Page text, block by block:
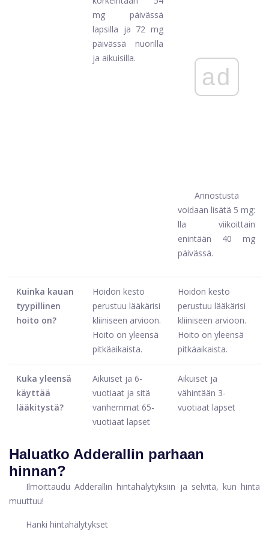
mg päivässä
lapsilla ja 72 mg
päivässä nuorilla
ja aikuisilla.
ad
Annostusta
voidaan lisätä 5 mg:
lla viikoittain
enintään 40 mg
päivässä.
Kuinka kauan
tyypillinen
hoito on?
Hoidon kesto
perustuu lääkärisi
kliiniseen arvioon.
Hoito on yleensä
pitkäaikaista.
Hoidon kesto
perustuu lääkärisi
kliiniseen arvioon.
Hoito on yleensä
pitkäaikaista.
Kuka yleensä
käyttää
lääkitystä?
Aikuiset ja 6-
vuotiaat ja sitä
vanhemmat 65-
vuotiaat lapset
Aikuiset ja
vähintään 3-
vuotiaat lapset
Haluatko Adderallin parhaan
hinnan?
Ilmoittaudu Adderallin hintahälytyksiin ja selvitä, kun hinta
muuttuu!
Hanki hintahälytykset